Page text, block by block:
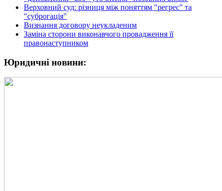
Верховний суд: різниця між поняттям "регрес" та
"суброгація"
Визнання договору неукладеним
Заміна сторони виконавчого провадження її
правонаступником
Юридичні новини: